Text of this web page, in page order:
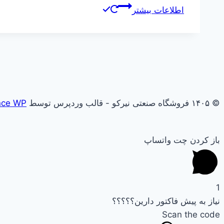
اطلاعات بیشتر
© ۱۴۰۵ فروشگاه صنعتی نیرکو - قالب وردپرس توسط WP
باز کردن چت واتساپ
1
نیاز به پیش فاکتور دارین؟؟؟؟؟
Scan the code